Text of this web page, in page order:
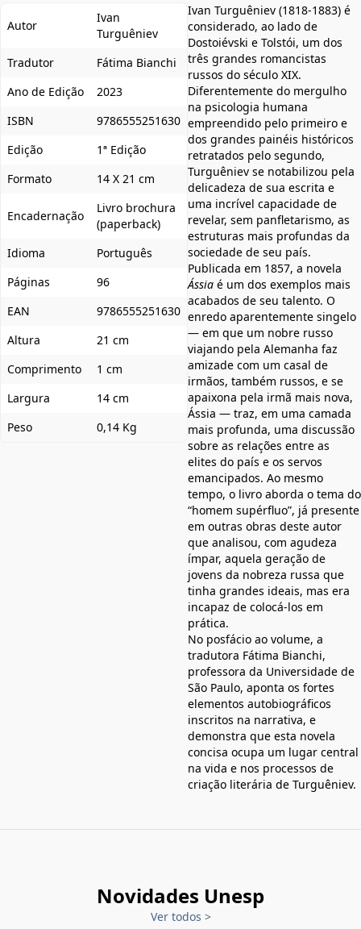
Autor
Ivan
Turguêniev
Tradutor
Fátima Bianchi
Ano de Edição
2023
ISBN
9786555251630
Edição
1ª Edição
Formato
14 X 21 cm
Encadernação
Livro brochura
(paperback)
Idioma
Português
Páginas
96
EAN
9786555251630
Altura
21 cm
Comprimento
1 cm
Largura
14 cm
Peso
0,14 Kg
Ivan Turguêniev (1818-1883) é
considerado, ao lado de
Dostoiévski e Tolstói, um dos
três grandes romancistas
russos do século XIX.
Diferentemente do mergulho
na psicologia humana
empreendido pelo primeiro e
dos grandes painéis históricos
retratados pelo segundo,
Turguêniev se notabilizou pela
delicadeza de sua escrita e
uma incrível capacidade de
revelar, sem panfletarismo, as
estruturas mais profundas da
sociedade de seu país.
Publicada em 1857, a novela
Ássia é um dos exemplos mais
acabados de seu talento. O
enredo aparentemente singelo
— em que um nobre russo
viajando pela Alemanha faz
amizade com um casal de
irmãos, também russos, e se
apaixona pela irmã mais nova,
Ássia — traz, em uma camada
mais profunda, uma discussão
sobre as relações entre as
elites do país e os servos
emancipados. Ao mesmo
tempo, o livro aborda o tema do
“homem supérfluo”, já presente
em outras obras deste autor
que analisou, com agudeza
ímpar, aquela geração de
jovens da nobreza russa que
tinha grandes ideais, mas era
incapaz de colocá-los em
prática.
No posfácio ao volume, a
tradutora Fátima Bianchi,
professora da Universidade de
São Paulo, aponta os fortes
elementos autobiográficos
inscritos na narrativa, e
demonstra que esta novela
concisa ocupa um lugar central
na vida e nos processos de
criação literária de Turguêniev.
Novidades Unesp
Ver todos >